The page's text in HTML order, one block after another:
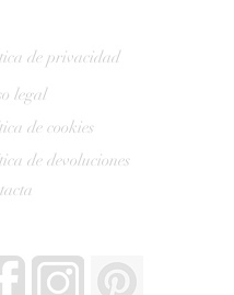
de privacidad
legal
de cookies
de devoluciones